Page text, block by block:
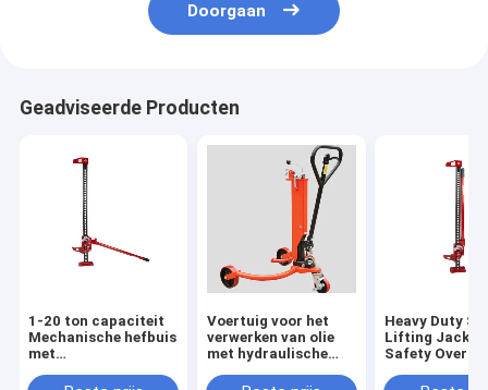
Doorgaan
Geadviseerde Producten
1-20 ton capaciteit
Mechanische hefbuis
met
tegen overbelasting
Voertuig voor het
verwerken van olie
met hydraulische
Heavy Duty
Lifting Jack
Safety
Geverfd